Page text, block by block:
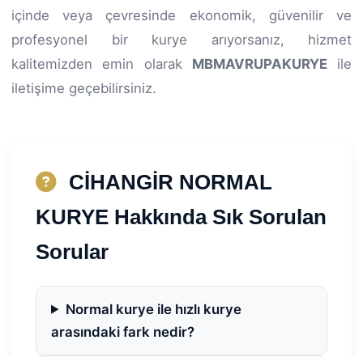
içinde veya çevresinde ekonomik, güvenilir ve
profesyonel bir kurye arıyorsanız, hizmet
kalitemizden emin olarak MBMAVRUPAKURYEile
iletişime geçebilirsiniz.
CİHANGİR NORMAL
KURYE Hakkında Sık Sorulan
Sorular
Normal kurye ile hızlı kurye
arasındaki fark nedir?